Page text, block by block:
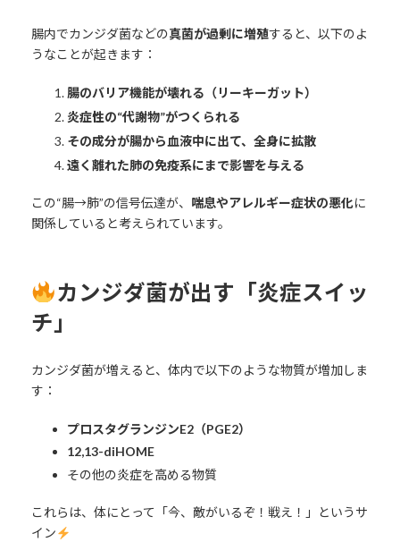
腸内でカンジダ菌などの真菌が過剰に増殖すると、以下のよ
うなことが起きます：
腸のバリア機能が壊れる（リーキーガット）
炎症性の“代謝物”がつくられる
その成分が腸から血液中に出て、全身に拡散
遠く離れた肺の免疫系にまで影響を与える
この“腸→肺”の信号伝達が、 喘息やアレルギー症状の悪化に
関係していると考えられています。
カンジダ菌が出す「炎症スイッ
チ」
カンジダ菌が増えると、体内で以下のような物質が増加しま
す：
プロスタグランジンE2（PGE2）
12,13-diHOME
その他の炎症を高める物質
これらは、体にとって「今、敵がいるぞ！戦え！」というサ
イン